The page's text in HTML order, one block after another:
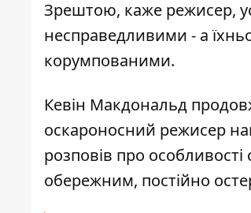
Зрештою, каже режисер,
несправедливими - а
корумпованими.
Кевін Макдональд
оскароносний режисер
розповів про особливості
обережним, постійно